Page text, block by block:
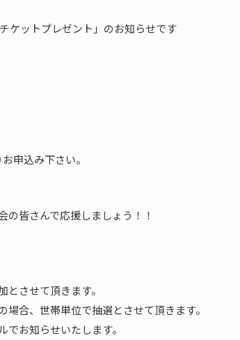
ケットプレゼント」のお知らせです
申込み下さい。
の皆さんで応援しましょう！！
とさせて頂きます。
合、世帯単位で抽選とさせて頂きます。
でお知らせいたします。